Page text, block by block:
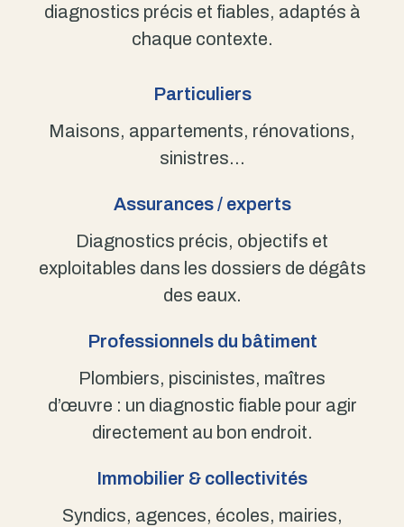
diagnostics précis et fiables, adaptés à
chaque contexte.
Particuliers
Maisons, appartements, rénovations,
sinistres…
Assurances / experts
Diagnostics précis, objectifs et
exploitables dans les dossiers de dégâts
des eaux.
Professionnels du bâtiment
Plombiers, piscinistes, maîtres
d’œuvre : un diagnostic fiable pour agir
directement au bon endroit.
Immobilier & collectivités
Syndics, agences, écoles, mairies,